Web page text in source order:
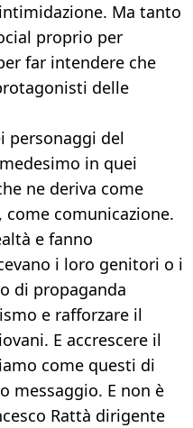
Ma tanto
proprio per
far intendere che
delle
personaggi del
in quei
ne deriva come
comunicazione.
e fanno
i loro genitori o i
di propaganda
e rafforzare il
E accrescere il
come questi di
messaggio. E non è
Rattà dirigente